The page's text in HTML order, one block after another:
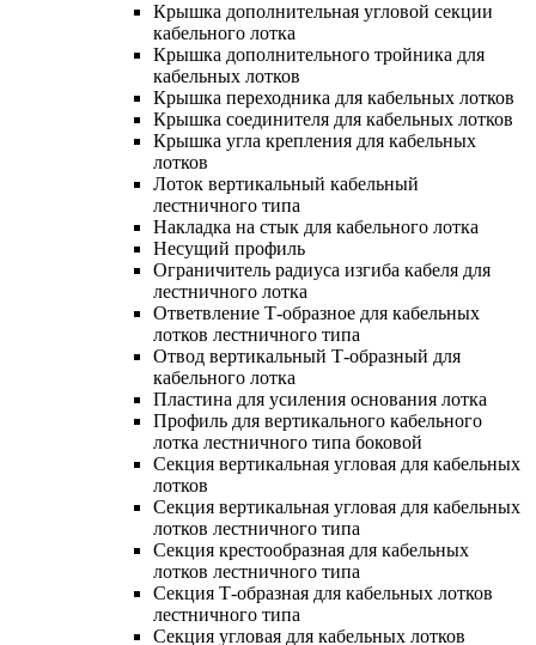
Крышка дополнительная угловой секции
кабельного лотка
Крышка дополнительного тройника для
кабельных лотков
Крышка переходника для кабельных лотков
Крышка соединителя для кабельных лотков
Крышка угла крепления для кабельных
лотков
Лоток вертикальный кабельный
лестничного типа
Накладка на стык для кабельного лотка
Несущий профиль
Ограничитель радиуса изгиба кабеля для
лестничного лотка
Ответвление Т-образное для кабельных
лотков лестничного типа
Отвод вертикальный Т-образный для
кабельного лотка
Пластина для усиления основания лотка
Профиль для вертикального кабельного
лотка лестничного типа боковой
Секция вертикальная угловая для кабельных
лотков
Секция вертикальная угловая для кабельных
лотков лестничного типа
Секция крестообразная для кабельных
лотков лестничного типа
Секция Т-образная для кабельных лотков
лестничного типа
Секция угловая для кабельных лотков